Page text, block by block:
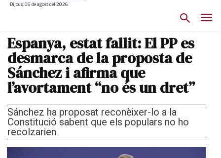
Dijous, 06 de agost del 2026
Espanya, estat fallit: El PP es
desmarca de la proposta de
Sánchez i afirma que
l’avortament “no és un dret”
Sánchez ha proposat reconèixer-lo a la
Constitució sabent que els populars no ho
recolzarien